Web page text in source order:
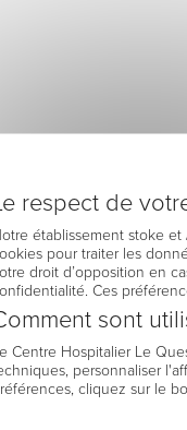
respect de
établissement stoke
pour traiter les
droit d’opposition en
Ces
sont
Centre Hospitalier Le
personnaliser
cliquez sur le